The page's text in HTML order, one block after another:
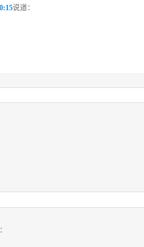
说道：